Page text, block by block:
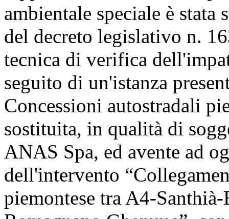
ambientale speciale è
del decreto legislativo n.
tecnica di verifica
seguito di un'istanza
Concessioni autostradali
sostituita, in qualità di
ANAS Spa, ed avente ad
dell'intervento
piemontese tra A4-